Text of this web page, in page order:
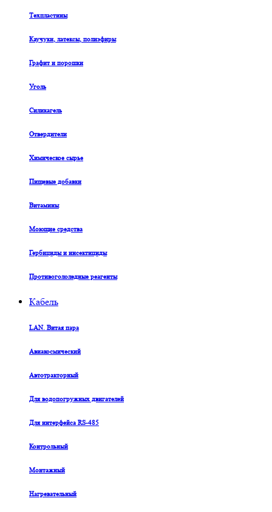
Техпластины
Каучуки, латексы, полиэфиры
Графит и порошки
Уголь
Силикагель
Отвердители
Химическое сырье
Пищевые добавки
Витамины
Моющие средства
Гербициды и инсектициды
Противогололедные реагенты
Кабель
LAN. Витая пара
Авиакосмический
Автотракторный
Для водопогружных двигателей
Для интерфейса RS-485
Контрольный
Монтажный
Нагревательный